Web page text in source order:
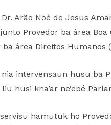
Arão Noé de Jesus
Provedor ba área Boa
área Direitos Humanos
intervensaun husu ba
husi kna’ar ne’ebé
hamutuk ho